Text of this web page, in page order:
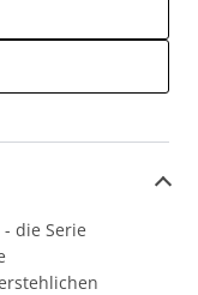
die Serie